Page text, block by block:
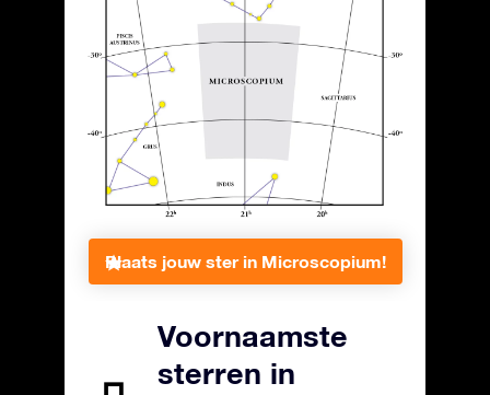
Plaats jouw ster in Microscopium!
Voornaamste
sterren in